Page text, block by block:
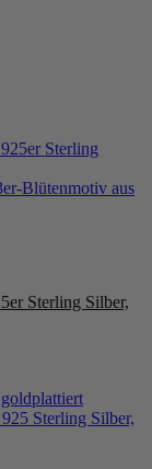
Sterling Silber,